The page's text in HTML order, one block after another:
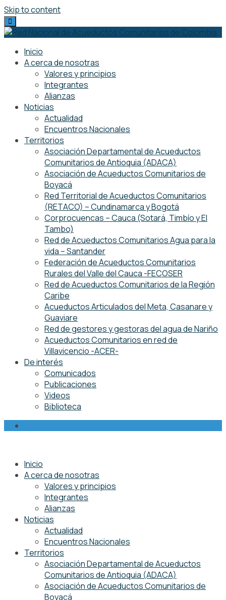
Skip to content
Inicio
A cerca de nosotras
Valores y principios
Integrantes
Alianzas
Noticias
Actualidad
Encuentros Nacionales
Territorios
Asociación Departamental de Acueductos
Comunitarios de Antioquia (ADACA)
Asociación de Acueductos Comunitarios de
Boyacá
Red Territorial de Acueductos Comunitarios
(RETACO) – Cundinamarca y Bogotá
Corprocuencas – Cauca (Sotará, Timbío y El
Tambo)
Red de Acueductos Comunitarios Agua para la
vida – Santander
Federación de Acueductos Comunitarios
Rurales del Valle del Cauca -FECOSER
Red de Acueductos Comunitarios de la Región
Caribe
Acueductos Articulados del Meta, Casanare y
Guaviare
Red de gestores y gestoras del agua de Nariño
Acueductos Comunitarios en red de
Villavicencio -ACER-
De interés
Comunicados
Publicaciones
Videos
Biblioteca
Inicio
A cerca de nosotras
Valores y principios
Integrantes
Alianzas
Noticias
Actualidad
Encuentros Nacionales
Territorios
Asociación Departamental de Acueductos
Comunitarios de Antioquia (ADACA)
Asociación de Acueductos Comunitarios de
Boyacá